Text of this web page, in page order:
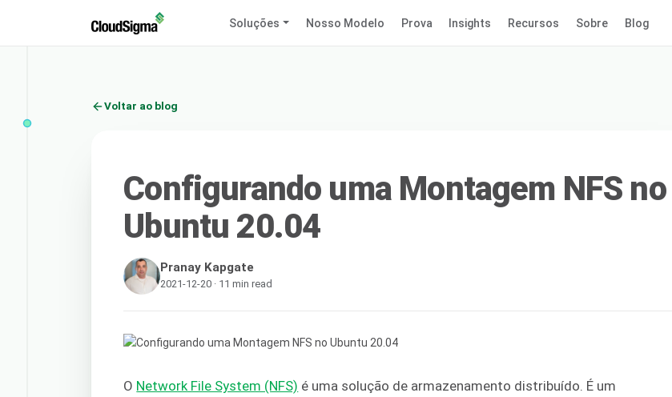
Soluções Nosso Modelo Prova Insights Recursos Sobre Blog
Voltar ao blog
Configurando uma Montagem NFS no
Ubuntu 20.04
Pranay Kapgate
2021-12-20 · 11 min read
O Network File System (NFS) é uma solução de armazenamento distribuído. É um